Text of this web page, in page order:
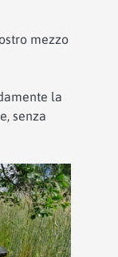
mezzo
la
senza